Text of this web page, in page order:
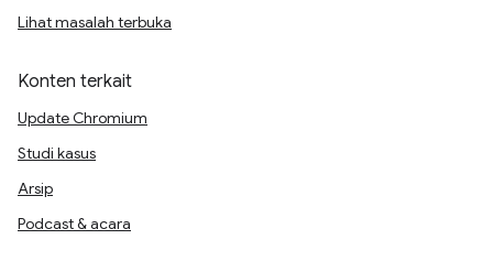
Lihat masalah terbuka
Konten terkait
Update Chromium
Studi kasus
Arsip
Podcast & acara